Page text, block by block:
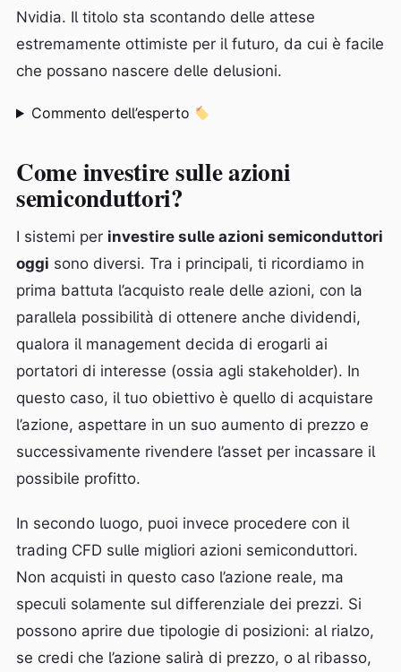
Nvidia. Il titolo sta scontando delle attese
estremamente ottimiste per il futuro, da cui è facile
che possano nascere delle delusioni.
Commento dell’esperto
Come investire sulle azioni
semiconduttori?
I sistemi per investire sulle azioni semiconduttori
oggi sono diversi. Tra i principali, ti ricordiamo in
prima battuta l’acquisto reale delle azioni, con la
parallela possibilità di ottenere anche dividendi,
qualora il management decida di erogarli ai
portatori di interesse (ossia agli stakeholder). In
questo caso, il tuo obiettivo è quello di acquistare
l’azione, aspettare in un suo aumento di prezzo e
successivamente rivendere l’asset per incassare il
possibile profitto.
In secondo luogo, puoi invece procedere con il
trading CFD sulle migliori azioni semiconduttori.
Non acquisti in questo caso l’azione reale, ma
speculi solamente sul differenziale dei prezzi. Si
possono aprire due tipologie di posizioni: al rialzo,
se credi che l’azione salirà di prezzo, o al ribasso,